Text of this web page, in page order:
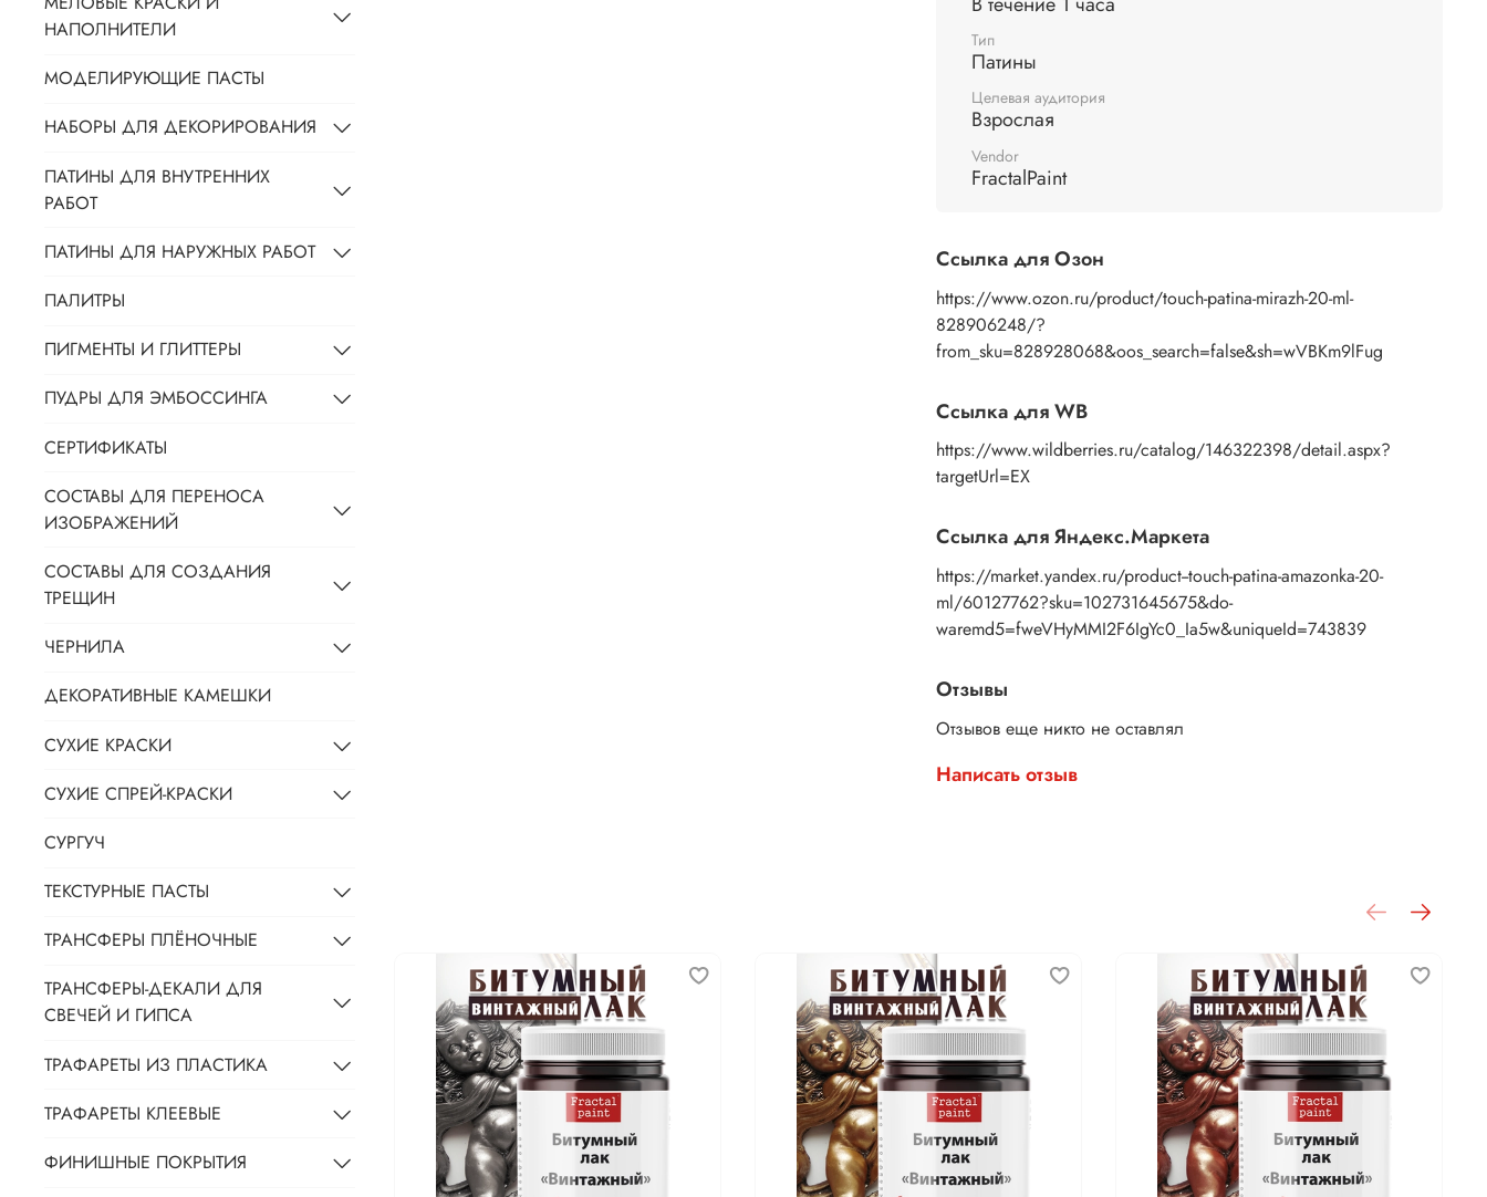
поверхность становится приятной на ощупь.
требуют финишного закрепления акриловым лаком.
Тип
Патины
Целевая аудитория
Взрослая
Vendor
FractalPaint
Ссылка для Озон
https://www.ozon.ru/product/touch-patina-mirazh-20-ml-
828906248/?
from_sku=828928068&oos_search=false&sh=wVBKm9lFug
Ссылка для WB
https://www.wildberries.ru/catalog/146322398/detail.aspx?
targetUrl=EX
Ссылка для Яндекс.Маркета
https://market.yandex.ru/product--touch-patina-amazonka-20-
ml/60127762?sku=102731645675&do-
waremd5=fweVHyMMI2F6IgYc0_Ia5w&uniqueId=743839
Отзывы
Отзывов еще никто не оставлял
Написать отзыв
НАПОЛНИТЕЛИ
МОДЕЛИРУЮЩИЕ ПАСТЫ
НАБОРЫ ДЛЯ ДЕКОРИРОВАНИЯ
ПАТИНЫ ДЛЯ ВНУТРЕННИХ
РАБОТ
ПАТИНЫ ДЛЯ НАРУЖНЫХ РАБОТ
ПАЛИТРЫ
ПИГМЕНТЫ И ГЛИТТЕРЫ
ПУДРЫ ДЛЯ ЭМБОССИНГА
СЕРТИФИКАТЫ
СОСТАВЫ ДЛЯ ПЕРЕНОСА
ИЗОБРАЖЕНИЙ
СОСТАВЫ ДЛЯ СОЗДАНИЯ
ТРЕЩИН
ЧЕРНИЛА
ДЕКОРАТИВНЫЕ КАМЕШКИ
СУХИЕ КРАСКИ
СУХИЕ СПРЕЙ-КРАСКИ
СУРГУЧ
ТЕКСТУРНЫЕ ПАСТЫ
ТРАНСФЕРЫ ПЛЁНОЧНЫЕ
ТРАНСФЕРЫ-ДЕКАЛИ ДЛЯ
СВЕЧЕЙ И ГИПСА
ТРАФАРЕТЫ ИЗ ПЛАСТИКА
ТРАФАРЕТЫ КЛЕЕВЫЕ
ФИНИШНЫЕ ПОКРЫТИЯ